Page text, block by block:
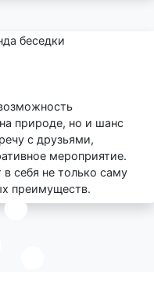
природе, но и шанс
с друзьями,
мероприятие.
себя не только саму
преимуществ.